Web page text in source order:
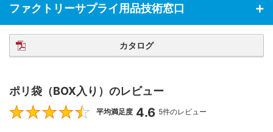
ファクトリーサプライ用品技術窓口
カタログ
ポリ袋（BOX入り）のレビュー
4.6
平均満足度 4.6 5件のレビュー